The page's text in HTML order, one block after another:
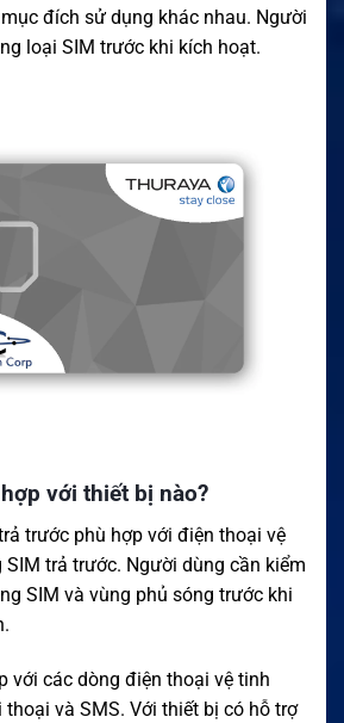
đích sử dụng khác nhau. Người
loại SIM trước khi kích hoạt.
với thiết bị nào?
trước phù hợp với điện thoại vệ
trả trước. Người dùng cần kiểm
SIM và vùng phủ sóng trước khi
với các dòng điện thoại vệ tinh
và SMS. Với thiết bị có hỗ trợ